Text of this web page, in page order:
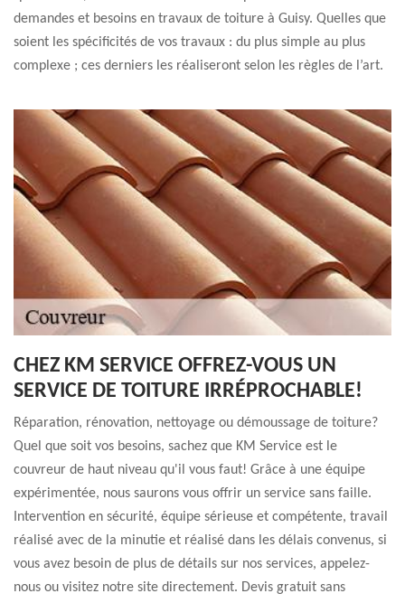
demandes et besoins en travaux de toiture à Guisy. Quelles que
soient les spécificités de vos travaux : du plus simple au plus
complexe ; ces derniers les réaliseront selon les règles de l’art.
CHEZ KM SERVICE OFFREZ-VOUS UN
SERVICE DE TOITURE IRRÉPROCHABLE!
Réparation, rénovation, nettoyage ou démoussage de toiture?
Quel que soit vos besoins, sachez que KM Service est le
couvreur de haut niveau qu'il vous faut! Grâce à une équipe
expérimentée, nous saurons vous offrir un service sans faille.
Intervention en sécurité, équipe sérieuse et compétente, travail
réalisé avec de la minutie et réalisé dans les délais convenus, si
vous avez besoin de plus de détails sur nos services, appelez-
nous ou visitez notre site directement. Devis gratuit sans